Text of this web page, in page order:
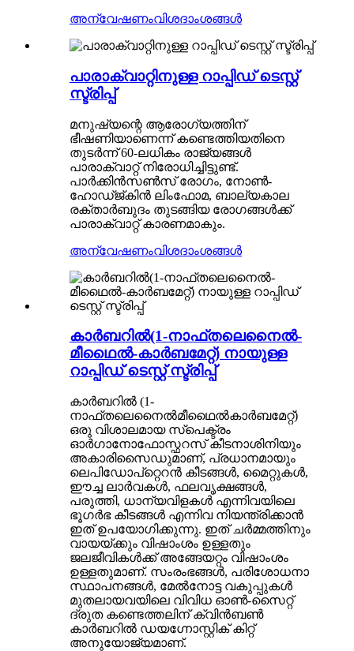
അന്വേഷണംവിശദാംശങ്ങൾ
പാരാക്വാറ്റിനുള്ള റാപ്പിഡ് ടെസ്റ്റ്
സ്ട്രിപ്പ്
മനുഷ്യന്റെ ആരോഗ്യത്തിന്
ഭീഷണിയാണെന്ന് കണ്ടെത്തിയതിനെ
തുടർന്ന് 60-ലധികം രാജ്യങ്ങൾ
പാരാക്വാറ്റ് നിരോധിച്ചിട്ടുണ്ട്.
പാർക്കിൻസൺസ് രോഗം, നോൺ-
ഹോഡ്ജ്കിൻ ലിംഫോമ, ബാല്യകാല
രക്താർബുദം തുടങ്ങിയ രോഗങ്ങൾക്ക്
പാരാക്വാറ്റ് കാരണമാകും.
അന്വേഷണംവിശദാംശങ്ങൾ
കാർബറിൽ(1-നാഫ്തലെനൈൽ-
മീഥൈൽ-കാർബമേറ്റ്) നായുള്ള
റാപ്പിഡ് ടെസ്റ്റ് സ്ട്രിപ്പ്
കാർബറിൽ (1-
നാഫ്തലെനൈൽമീഥൈൽകാർബമേറ്റ്)
ഒരു വിശാലമായ സ്പെക്ട്രം
ഓർഗാനോഫോസ്ഫറസ് കീടനാശിനിയും
അകാരിസൈഡുമാണ്, പ്രധാനമായും
ലെപിഡോപ്റ്റെറൻ കീടങ്ങൾ, മൈറ്റുകൾ,
ഈച്ച ലാർവകൾ, ഫലവൃക്ഷങ്ങൾ,
പരുത്തി, ധാന്യവിളകൾ എന്നിവയിലെ
ഭൂഗർഭ കീടങ്ങൾ എന്നിവ നിയന്ത്രിക്കാൻ
ഇത് ഉപയോഗിക്കുന്നു. ഇത് ചർമ്മത്തിനും
വായയ്ക്കും വിഷാംശം ഉള്ളതും
ജലജീവികൾക്ക് അങ്ങേയറ്റം വിഷാംശം
ഉള്ളതുമാണ്. സംരംഭങ്ങൾ, പരിശോധനാ
സ്ഥാപനങ്ങൾ, മേൽനോട്ട വകുപ്പുകൾ
മുതലായവയിലെ വിവിധ ഓൺ-സൈറ്റ്
ദ്രുത കണ്ടെത്തലിന് ക്വിൻബൺ
കാർബറിൽ ഡയഗ്നോസ്റ്റിക് കിറ്റ്
അനുയോജ്യമാണ്.